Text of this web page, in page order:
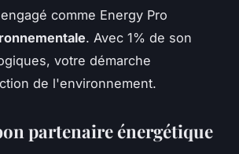
comme Energy Pro
. Avec 1% de son
votre démarche
de l'environnement.
partenaire énergétique